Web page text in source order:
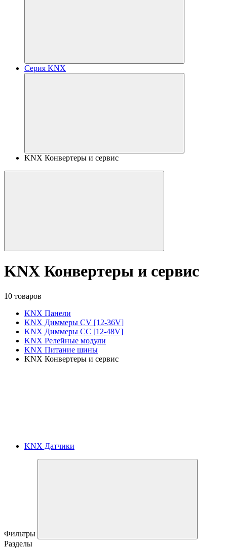
Серия KNX
KNX Конвертеры и сервис
KNX Конвертеры и сервис
10 товаров
KNX Панели
KNX Диммеры CV [12-36V]
KNX Диммеры CC [12-48V]
KNX Релейные модули
KNX Питание шины
KNX Конвертеры и сервис
KNX Датчики
Фильтры
Разделы